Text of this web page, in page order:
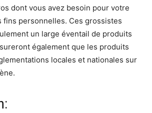
dont vous avez besoin pour votre
fins personnelles. Ces grossistes
un large éventail de produits
également que les produits
locales et nationales sur